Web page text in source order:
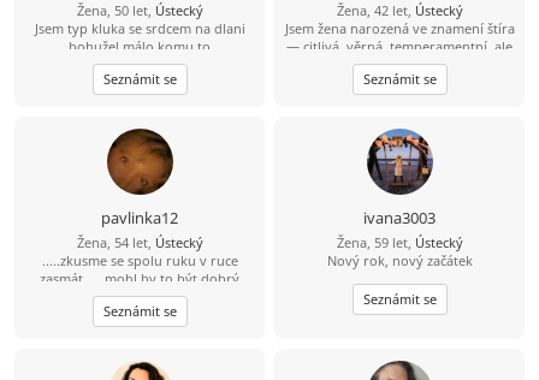
Žena, 50 let, Ústecký
Jsem typ kluka se srdcem na dlani
bohužel málo komu to
nevadí.chcesli napiš ivoušek Gregory
.jsem romantik miluji zvířata a
upřímně lidí a nesnáším lež
Seznámit se
Žena, 42 let, Ústecký
Jsem žena narozená ve znamení štíra
— citlivá, věrná, temperamentní, ale
zároveň klidná duše, která má ráda
upřímnost a opravdové lidi. Život
mě naučil hodně, někdy i bolestivě,
existují. Miluji přírodu, procházky
(klidně i noční), táborák, zpěv a
chvíle, kdy je člověku prostě dobře.
Nevadí mi kempování, mám ráda
houbaření, zoo, kino, divadlo i
obyčejné večery u filmu nebo knížky.
Dřív jsem hodně tančila a dodnes
mám hudbu v srdci. Říkávali mi
„sluníčko“, protože se ráda usmívám
a snažím se rozdávat dobrou
náladu. Jsem máma a moje dcera je
mít rád mě i ji takové, jaké jsme.
Seznámit se
pavlinka12
Žena, 54 let, Ústecký
.....zkusme se spolu ruku v ruce
zasmát......mohl by to být dobrý
začátek
Seznámit se
ivana3003
Žena, 59 let, Ústecký
Nový rok, nový začátek
Seznámit se